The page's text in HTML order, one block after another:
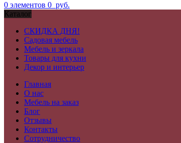
0 элементов 0 руб.
Каталог
СКИДКА ДНЯ!
Садовая мебель
Мебель и зеркала
Товары для кухни
Декор и интерьер
Главная
О нас
Мебель на заказ
Блог
Отзывы
Контакты
Сотрудничество